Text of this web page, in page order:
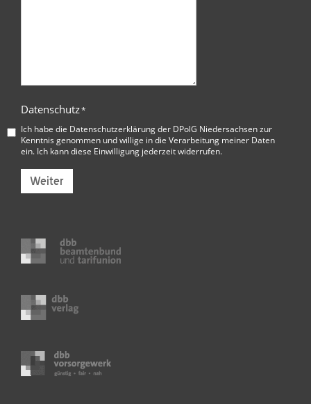
Datenschutz*
Ich habe die Datenschutzerklärung der DPolG Niedersachsenzur
Kenntnis genommen und willige in die Verarbeitung meiner Daten
ein. Ich kann diese Einwilligung jederzeit widerrufen.
Weiter